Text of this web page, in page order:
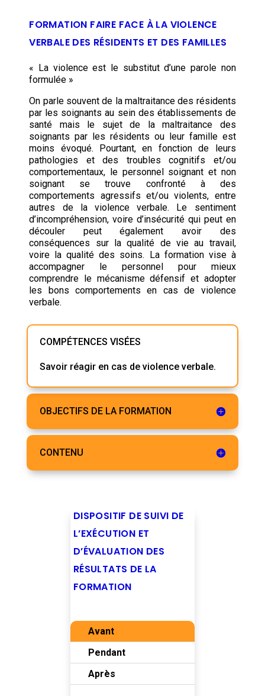
FORMATION FAIRE FACE À LA VIOLENCE
VERBALE DES RÉSIDENTS ET DES FAMILLES
« La violence est le substitut d’une parole non
formulée »
On parle souvent de la maltraitance des résidents
par les soignants au sein des établissements de
santé mais le sujet de la maltraitance des
soignants par les résidents ou leur famille est
moins évoqué. Pourtant, en fonction de leurs
pathologies et des troubles cognitifs et/ou
comportementaux, le personnel soignant et non
soignant se trouve confronté à des
comportements agressifs et/ou violents, entre
autres de la violence verbale. Le sentiment
d’incompréhension, voire d’insécurité qui peut en
découler peut également avoir des
conséquences sur la qualité de vie au travail,
voire la qualité des soins. La formation vise à
accompagner le personnel pour mieux
comprendre le mécanisme défensif et adopter
les bons comportements en cas de violence
verbale.
COMPÉTENCES VISÉES
Savoir réagir en cas de violence verbale.
OBJECTIFS DE LA FORMATION
CONTENU
DISPOSITIF DE SUIVI DE
L’EXÉCUTION ET
D’ÉVALUATION DES
RÉSULTATS DE LA
FORMATION
Avant
Pendant
Après